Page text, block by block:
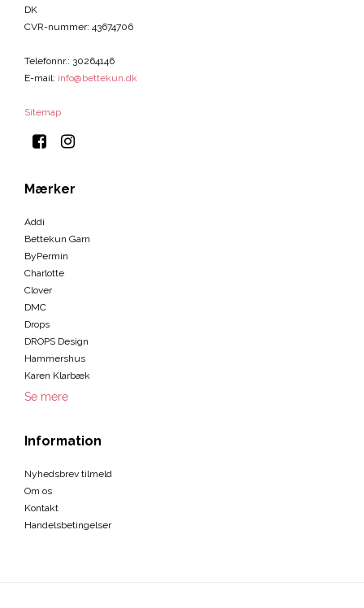
DK
CVR-nummer: 43674706
Telefonnr.: 30264146
E-mail: info@bettekun.dk
Sitemap
Mærker
Addi
Bettekun Garn
ByPermin
Charlotte
Clover
DMC
Drops
DROPS Design
Hammershus
Karen Klarbæk
Se mere
Information
Nyhedsbrev tilmeld
Om os
Kontakt
Handelsbetingelser